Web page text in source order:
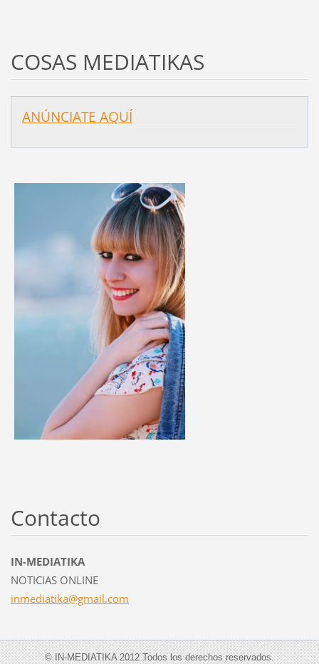
COSAS MEDIATIKAS
ANÚNCIATE AQUÍ
Contacto
IN-MEDIATIKA
NOTICIAS ONLINE
inmediatika@gmail.com
© IN-MEDIATIKA 2012 Todos los derechos reservados.